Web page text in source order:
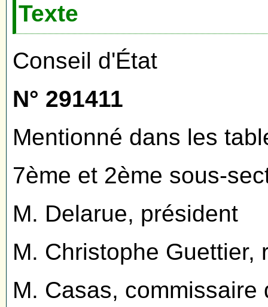
Texte
Conseil d'État
N° 291411
Mentionné dans les
7ème et 2ème sous-
M. Delarue, président
M. Christophe Guettier,
M. Casas, commissaire